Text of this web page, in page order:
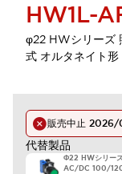
HW1L-
φ22 HWシリーズ
式 オルタネイト
販売中止 2026/
代替製品
Φ22 HWシリー
AC/DC 100/